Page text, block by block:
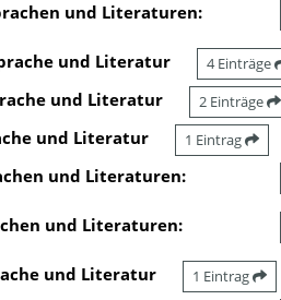
und Literaturen:
und Literatur 4 Einträge
und Literatur 2 Einträge
und Literatur 1 Eintrag
und Literaturen:
und Literaturen:
und Literatur 1 Eintrag